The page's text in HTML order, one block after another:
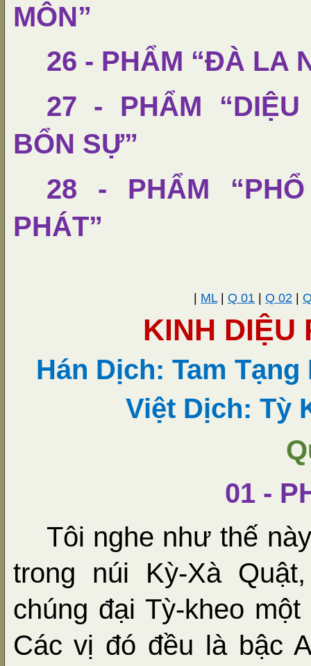
MÔN”
26 - PHẨM “ĐÀ LA
27 - PHẨM “DIỆU
BỔN SỰ”
28 - PHẨM
PHÁT”
| ML| Q 01 | Q 02 |
KINH DIỆU
Hán Dịch: Tam
Việt Dịch: Tỳ
01 -
Tôi nghe như thế
trong núi Kỳ-Xà
chúng đại Tỳ-kheo
Các vị đó đều là bậc